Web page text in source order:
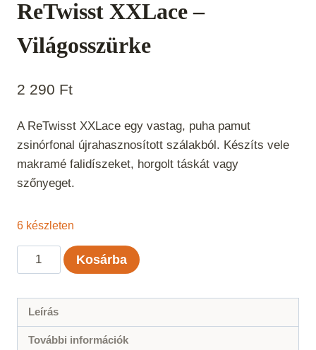
ReTwisst XXLace –
Világosszürke
2 290 Ft
A ReTwisst XXLace egy vastag, puha pamut
zsinórfonal újrahasznosított szálakból. Készíts vele
makramé falidíszeket, horgolt táskát vagy
szőnyeget.
6 készleten
ReTwisst
XXLace
Világosszürke
mennyiség
Kosárba
Leírás
További információk